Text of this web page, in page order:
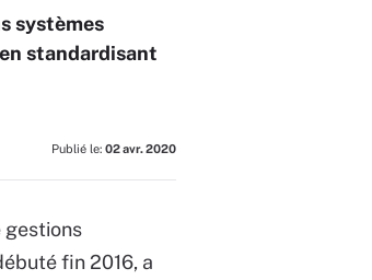
systèmes
standardisant
Publié le: 02 avr. 2020
gestions
fin 2016, a